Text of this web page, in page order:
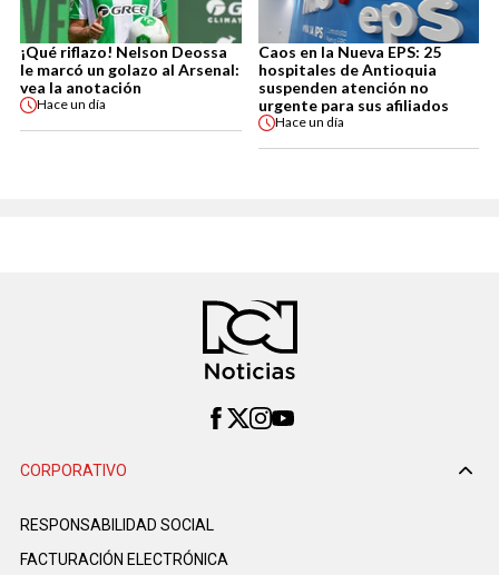
¡Qué riflazo! Nelson Deossa
le marcó un golazo al Arsenal:
vea la anotación
Haceun día
Caos en la Nueva EPS: 25
hospitales de Antioquia
suspenden atención no
urgente para sus afiliados
Haceun día
CORPORATIVO
RESPONSABILIDAD SOCIAL
FACTURACIÓN ELECTRÓNICA